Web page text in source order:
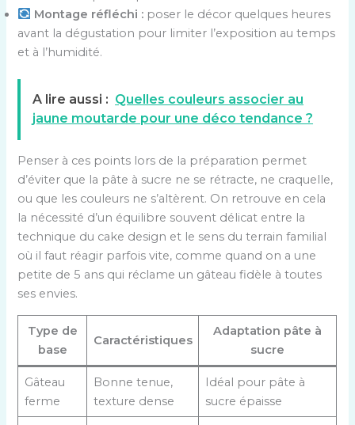
Montage réfléchi : poser le décor quelques heures
avant la dégustation pour limiter l’exposition au temps
et à l’humidité.
A lire aussi : Quelles couleurs associer au
jaune moutarde pour une déco tendance ?
Penser à ces points lors de la préparation permet
d’éviter que la pâte à sucre ne se rétracte, ne craquelle,
ou que les couleurs ne s’altèrent. On retrouve en cela
la nécessité d’un équilibre souvent délicat entre la
technique du cake design et le sens du terrain familial
où il faut réagir parfois vite, comme quand on a une
petite de 5 ans qui réclame un gâteau fidèle à toutes
ses envies.
Type de
base
Caractéristiques
Adaptation pâte à
sucre
Gâteau
ferme
Bonne tenue,
texture dense
Idéal pour pâte à
sucre épaisse